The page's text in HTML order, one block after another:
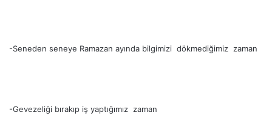
-Seneden seneye Ramazan ayında bilgimizi dökmediğimiz zaman
-Gevezeliği bırakıp iş yaptığımız zaman